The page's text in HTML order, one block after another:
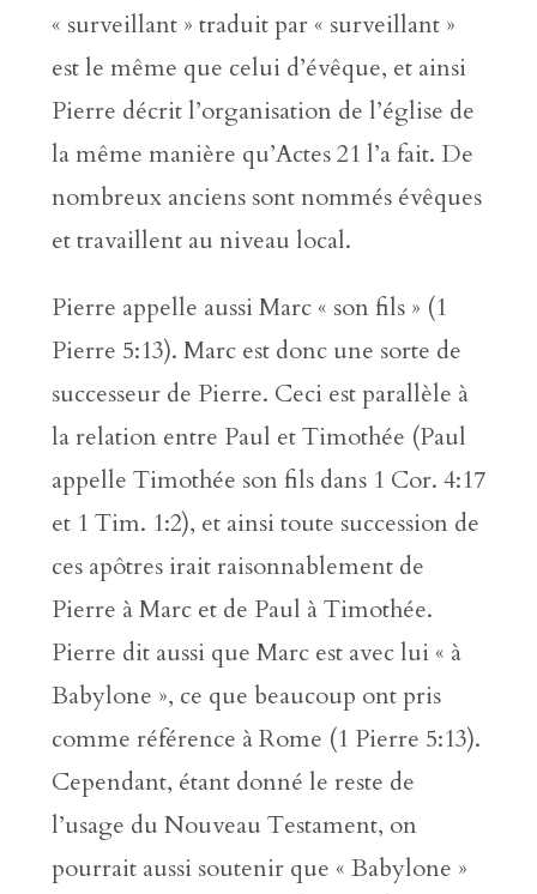
« surveillant » traduit par « surveillant »
est le même que celui d’évêque, et ainsi
Pierre décrit l’organisation de l’église de
la même manière qu’Actes 21 l’a fait. De
nombreux anciens sont nommés évêques
et travaillent au niveau local.
Pierre appelle aussi Marc « son fils » (1
Pierre 5:13). Marc est donc une sorte de
successeur de Pierre. Ceci est parallèle à
la relation entre Paul et Timothée (Paul
appelle Timothée son fils dans 1 Cor. 4:17
et 1 Tim. 1:2), et ainsi toute succession de
ces apôtres irait raisonnablement de
Pierre à Marc et de Paul à Timothée.
Pierre dit aussi que Marc est avec lui « à
Babylone », ce que beaucoup ont pris
comme référence à Rome (1 Pierre 5:13).
Cependant, étant donné le reste de
l’usage du Nouveau Testament, on
pourrait aussi soutenir que « Babylone »